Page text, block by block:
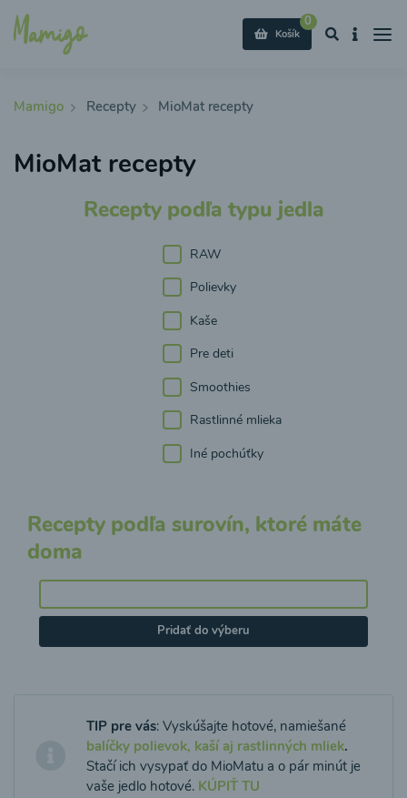
0
Košík
Mamigo Recepty MioMat recepty
MioMat recepty
Recepty podľa typu jedla
RAW
Polievky
Kaše
Pre deti
Smoothies
Rastlinné mlieka
Iné pochúťky
Recepty podľa surovín, ktoré máte
doma
Pridať do výberu
TIP pre vás: Vyskúšajte hotové, namiešané
balíčky polievok, kaší aj rastlinných mliek.
Stačí ich vysypať do MioMatu a o pár minút je
vaše jedlo hotové. KÚPIŤ TU